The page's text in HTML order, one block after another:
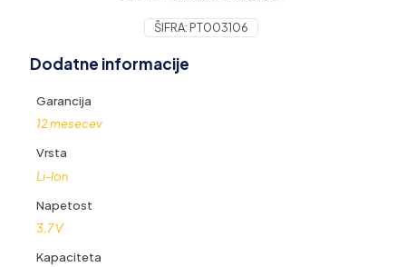
600
količina
ŠIFRA: PT003106
Dodatne informacije
Garancija
12 mesecev
Vrsta
Li-Ion
Napetost
3,7 V
Kapaciteta